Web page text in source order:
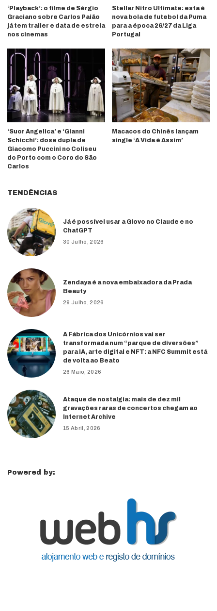
‘Playback’: o filme de Sérgio
Graciano sobre Carlos Paião
já tem trailer e data de estreia
nos cinemas
Stellar Nitro Ultimate: esta é
nova bola de futebol da Puma
para a época 26/27 da Liga
Portugal
‘Suor Angelica’ e ‘Gianni
Schicchi’: dose dupla de
Giacomo Puccini no Coliseu
do Porto com o Coro do São
Carlos
Macacos do Chinês lançam
single ‘A Vida é Assim’
TENDÊNCIAS
Já é possível usar a Glovo no Claude e no
ChatGPT
30 Julho, 2026
Zendaya é a nova embaixadora da Prada
Beauty
29 Julho, 2026
A Fábrica dos Unicórnios vai ser
transformada num “parque de diversões”
para IA, arte digital e NFT: a NFC Summit está
de volta ao Beato
26 Maio, 2026
Ataque de nostalgia: mais de dez mil
gravações raras de concertos chegam ao
Internet Archive
15 Abril, 2026
Powered by: